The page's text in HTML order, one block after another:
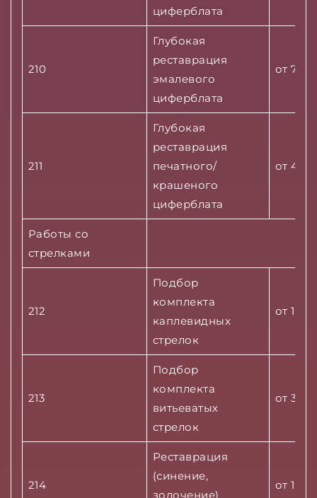
циферблата
210
Глубокая
реставрация
эмалевого
циферблата
от
211
Глубокая
реставрация
печатного/
крашеного
циферблата
от
Работы со
стрелками
212
Подбор
комплекта
каплевидных
стрелок
от
213
Подбор
комплекта
витьеватых
стрелок
от
214
Реставрация
(синение,
золочение)
от